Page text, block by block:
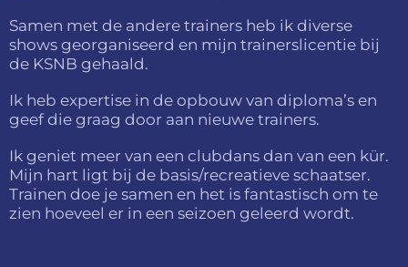
Samen met de andere trainers heb ik diverse
shows georganiseerd en mijn trainerslicentie bij
de KSNB gehaald.
Ik heb expertise in de opbouw van diploma’s en
geef die graag door aan nieuwe trainers.
Ik geniet meer van een clubdans dan van een kür.
Mijn hart ligt bij de basis/recreatieve schaatser.
Trainen doe je samen en het is fantastisch om te
zien hoeveel er in een seizoen geleerd wordt.